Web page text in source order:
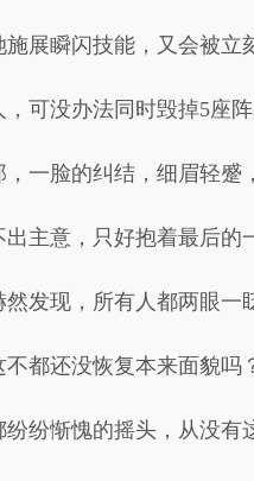
展瞬闪技能，又会被立
可没办法同时毁掉5座阵
，一脸的纠结，细眉轻
出主意，只好抱着最后
发现，所有人都两眼一
都还没恢复本来面貌吗
纷惭愧的摇头，从没有